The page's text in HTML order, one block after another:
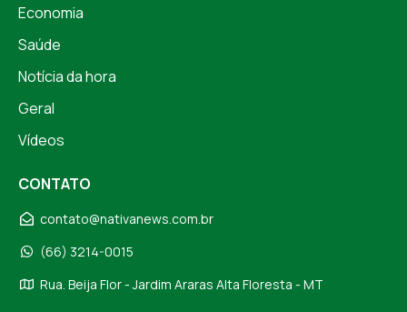
Economia
Saúde
Notícia da hora
Geral
Vídeos
CONTATO
contato@nativanews.com.br
(66) 3214-0015
Rua. Beija Flor - Jardim Araras Alta Floresta - MT